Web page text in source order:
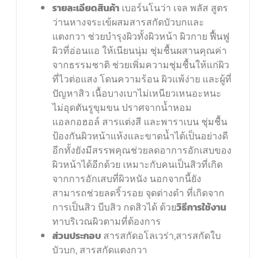
รายละเอียดสินค้าเบอร์นโนว่า เจล พลัส สูตร
ว่านหางจระเข้ผสมสารสกัดบัวบกและ
แตงกวา ช่วยบำรุงผิวทั้งผิวหน้า ผิวกาย ฟื้นฟู
ผิวที่อ่อนแอ ให้เนียนนุ่ม ชุ่มชื้นผสานคุณค่า
จากธรรมชาติ ช่วยเพิ่มความชุ่มชื้นให้แก่ผิว
ที่ไวต่อแสง โดนความร้อน ผิวแพ้ง่าย และผู้ที่
ปัญหาสิว เนื้อบางเบาไม่เหนียวเหนอะหนะ
ไม่อุดตันรูขุมขน ปราศจากน้ำหอม
แอลกอฮอล์ สารแต่งสี และพาราเบน ชุ่มชื้น
ป้องกันผิวหน้าแห้งและขาดน้ำได้เป็นอย่างดี
อีกทั้งยังมีสรรพคุณช่วยลดอาการอักเสบของ
ผิวหน้าได้อีกด้วย เหมาะกับคนเป็นสิวที่เกิด
จากการอักเสบที่ผิวหนัง นอกจากนี้ยัง
สามารถช่วยลดริ้วรอย จุดด่างดำ ที่เกิดจาก
การเป็นสิว บีบสิว กดสิวได้ ด้วยวิธีการใช้งาน
ทาบริเวณผิวตามที่ต้องการ
ส่วนประกอบสารสกัดอโลเวร่า,สารสกัดใบ
บัวบก, สารสกัดแตงกวา